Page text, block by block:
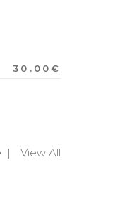
30.00€
View All